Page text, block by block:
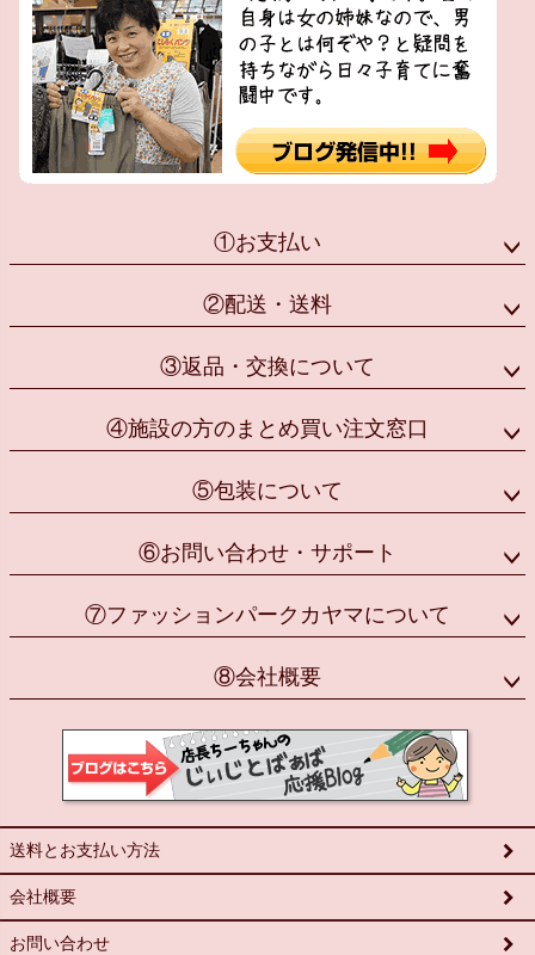
①お支払い
②配送・送料
③返品・交換について
④施設の方のまとめ買い注文窓口
⑤包装について
⑥お問い合わせ・サポート
⑦ファッションパークカヤマについて
⑧会社概要
送料とお支払い方法
会社概要
お問い合わせ